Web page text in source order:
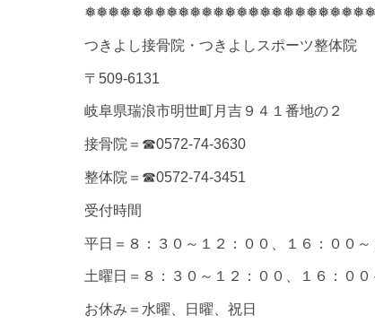
つきよし接骨院・つきよしスポーツ整体院
〒509-6131
岐阜県瑞浪市明世町月吉９４１番地の２
接骨院＝☎0572-74-3630
整体院＝☎0572-74-3451
受付時間
平日＝８：３０～１２：００、１６：００～
土曜日＝８：３０～１２：００、１６：００
お休み＝水曜、日曜、祝日